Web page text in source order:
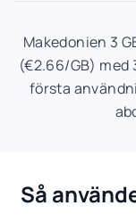
Makedonien 3
(€2.66/GB) med
första
Så